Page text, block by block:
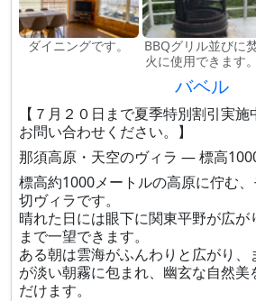
ダイニングです。
BBQグリル並びに
火に使用できます。
バベル
【７月２０日まで夏季特別割引実施
お問い合わせください。】
那須高原・天空のヴィラ — 標高
標高約1000メートルの高原に佇む
切ヴィラです。
晴れた日には眼下に関東平野が広が
まで一望できます。
ある朝は雲海がふんわりと広がり
が淡い朝霧に包まれ、幽玄な自然美
だけます。